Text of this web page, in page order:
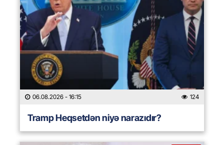
06.08.2026 - 16:15 124
Tramp Heqsetdən niyə narazıdır?